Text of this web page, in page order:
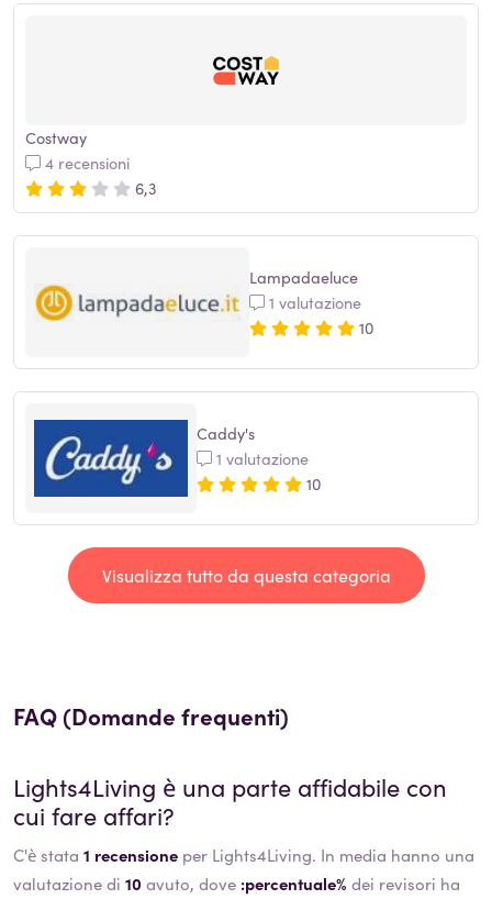
Costway
4 recensioni
6,3
Lampadaeluce
1 valutazione
10
Caddy's
1 valutazione
10
Visualizza tutto da questa categoria
FAQ (Domande frequenti)
Lights4Living è una parte affidabile con
cui fare affari?
C'è stata 1 recensione per Lights4Living. In media hanno una
valutazione di 10 avuto, dove :percentuale% dei revisori ha